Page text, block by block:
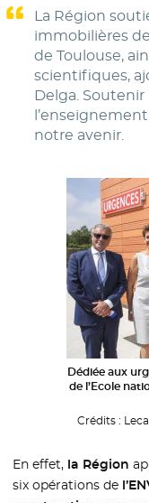
La Région
immobilières
de Toulouse,
scientifiques,
Delga.
notre avenir.
Dédiée aux
de l’Ecole
Crédits :
En effet, la Région
six opérations de